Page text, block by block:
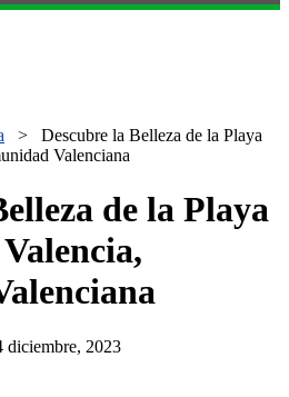
> Descubre la Belleza de la Playa
Valenciana
de la Playa
diciembre, 2023